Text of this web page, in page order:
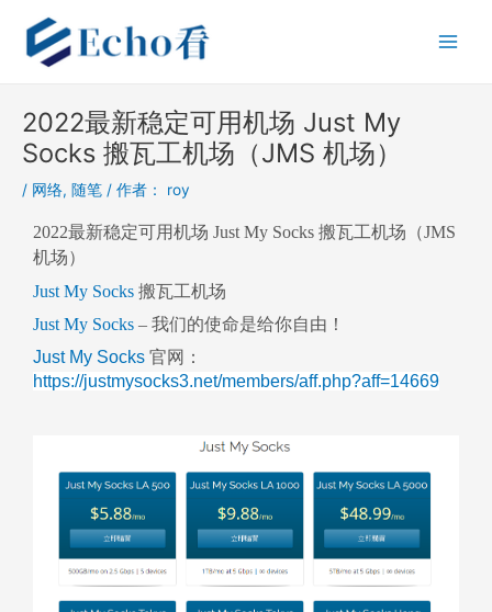
2022最新稳定可用机场 Just My
Socks 搬瓦工机场（JMS 机场）
/ 网络, 随笔 / 作者： roy
2022最新稳定可用机场 Just My Socks 搬瓦工机场（JMS
机场）
Just My Socks 搬瓦工机场
Just My Socks – 我们的使命是给你自由！
Just My Socks 官网：
https://justmysocks3.net/members/aff.php?aff=14669
navigation